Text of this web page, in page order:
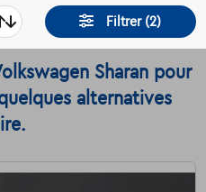
Filtrer (2)
Sharan pour
alternatives